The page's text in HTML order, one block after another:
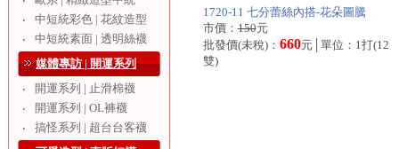
‧
中短統彩色 | 花紋造型
‧
中短統素面 | 透明絲襪
媒體專訪 | 開運系列
‧
開運系列 | 止滑棉襪
‧
開運系列 | OL褲襪
‧
搞怪系列 | 超台台客襪
1720-11 七分蕾絲內搭-花朵圖騰
市價：150元
批發價(未稅)： 660元│單位：1打(12
雙)